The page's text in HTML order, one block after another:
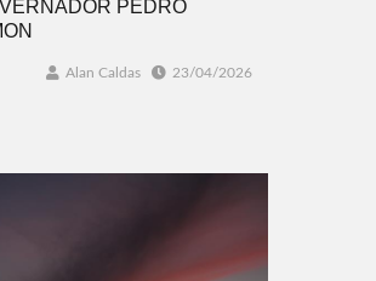
PEDRO
Alan Caldas 23/04/2026